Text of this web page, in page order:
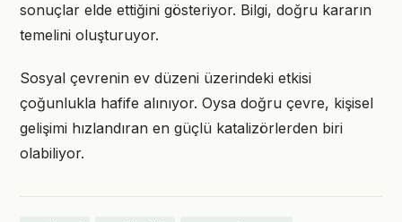
sonuçlar elde ettiğini gösteriyor. Bilgi, doğru kararın
temelini oluşturuyor.
Sosyal çevrenin ev düzeni üzerindeki etkisi
çoğunlukla hafife alınıyor. Oysa doğru çevre, kişisel
gelişimi hızlandıran en güçlü katalizörlerden biri
olabiliyor.